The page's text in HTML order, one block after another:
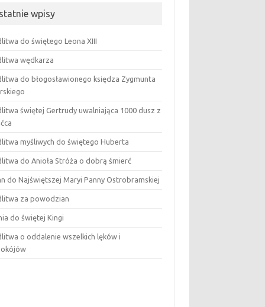
wpisy
do świętego Leona XIII
wędkarza
do błogosławionego księdza Zygmunta
świętej Gertrudy uwalniająca 1000 dusz z
myśliwych do świętego Huberta
do Anioła Stróża o dobrą śmierć
do Najświętszej Maryi Panny Ostrobramskiej
za powodzian
do świętej Kingi
o oddalenie wszelkich lęków i